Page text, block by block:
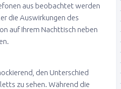
aus beobachtet werden
die Auswirkungen des
auf Ihrem Nachttisch neben
den Unterschied
zu sehen. Während die